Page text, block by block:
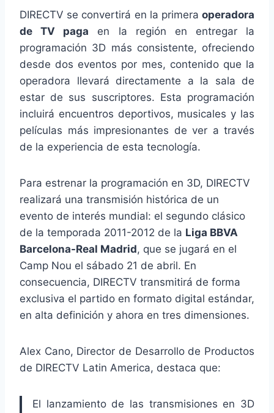
DIRECTV se convertirá en la primera operadora
de TV paga en la región en entregar la
programación 3D más consistente, ofreciendo
desde dos eventos por mes, contenido que la
operadora llevará directamente a la sala de
estar de sus suscriptores. Esta programación
incluirá encuentros deportivos, musicales y las
películas más impresionantes de ver a través
de la experiencia de esta tecnología.
Para estrenar la programación en 3D, DIRECTV
realizará una transmisión histórica de un
evento de interés mundial: el segundo clásico
de la temporada 2011-2012 de la Liga BBVA
Barcelona-Real Madrid, que se jugará en el
Camp Nou el sábado 21 de abril. En
consecuencia, DIRECTV transmitirá de forma
exclusiva el partido en formato digital estándar,
en alta definición y ahora en tres dimensiones.
Alex Cano, Director de Desarrollo de Productos
de DIRECTV Latin America, destaca que:
El lanzamiento de las transmisiones en 3D